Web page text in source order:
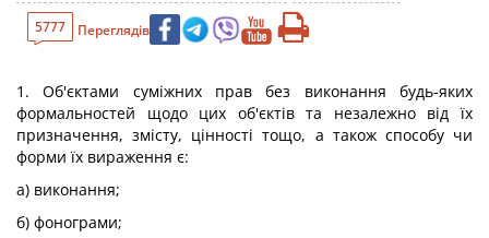
5777 Переглядів
1. Об'єктами суміжних прав без виконання будь-яких
формальностей щодо цих об'єктів та незалежно від їх
призначення, змісту, цінності тощо, а також способу чи
форми їх вираження є:
а) виконання;
б) фонограми;